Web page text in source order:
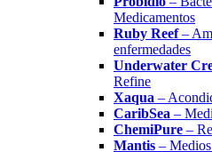
Medicamentos
Ruby Reef–
enfermedades
Underwater
Refine
Xaqua –
CaribSea –
ChemiPure –
Mantis –